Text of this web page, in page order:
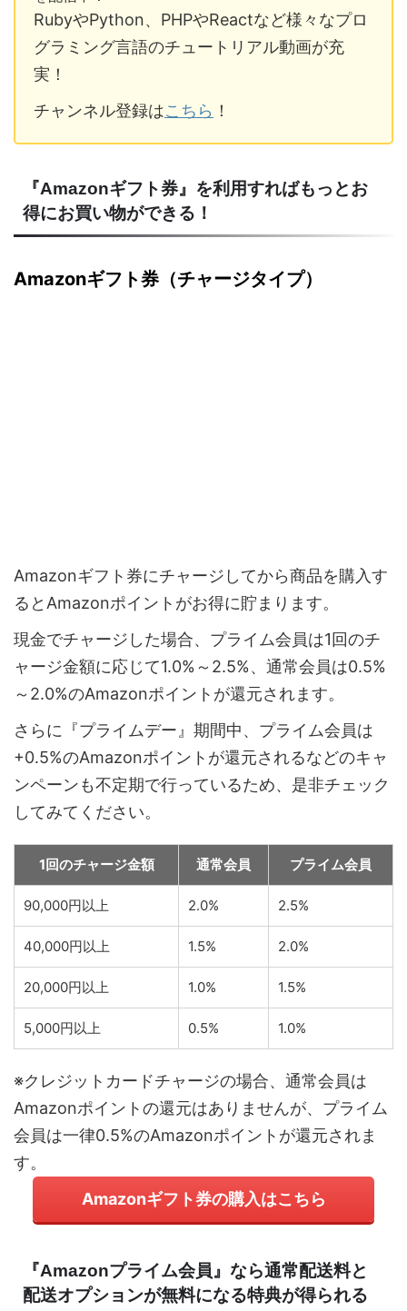
RubyやPython、PHPやReactなど様々なプロ
グラミング言語のチュートリアル動画が充
実！
チャンネル登録はこちら ！
『Amazonギフト券』を利用すればもっとお
得にお買い物ができる！
Amazonギフト券（チャージタイプ）
Amazonギフト券にチャージしてから商品を購入す
るとAmazonポイントがお得に貯まります。
現金でチャージした場合、プライム会員は1回のチ
ャージ金額に応じて1.0%～2.5%、通常会員は0.5%
～2.0%のAmazonポイントが還元されます。
さらに『プライムデー』期間中、プライム会員は
+0.5%のAmazonポイントが還元されるなどのキャ
ンペーンも不定期で行っているため、是非チェック
してみてください。
1回のチャージ金額 通常会員 プライム会員
90,000円以上 2.0% 2.5%
40,000円以上 1.5% 2.0%
20,000円以上 1.0% 1.5%
5,000円以上 0.5% 1.0%
※クレジットカードチャージの場合、通常会員は
Amazonポイントの還元はありませんが、プライム
会員は一律0.5%のAmazonポイントが還元されま
す。
Amazonギフト券の購入はこちら
『Amazonプライム会員』なら通常配送料と
配送オプションが無料になる特典が得られる